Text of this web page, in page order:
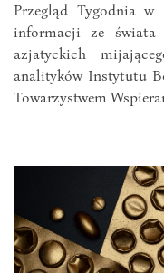
Przegląd Tygodnia
informacji ze
azjatyckich
analityków Instytutu
Towarzystwem